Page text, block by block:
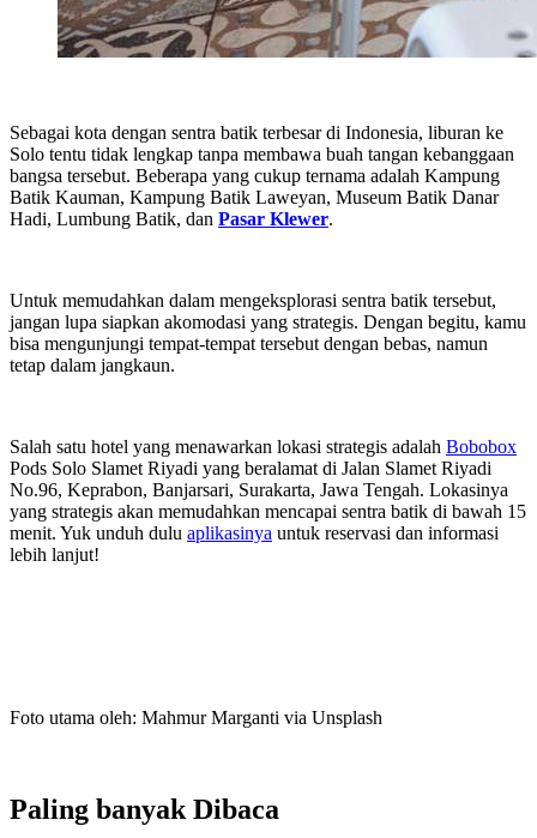
Sebagai kota dengan sentra batik terbesar di Indonesia, liburan ke
Solo tentu tidak lengkap tanpa membawa buah tangan kebanggaan
bangsa tersebut. Beberapa yang cukup ternama adalah Kampung
Batik Kauman, Kampung Batik Laweyan, Museum Batik Danar
Hadi, Lumbung Batik, dan Pasar Klewer.
Untuk memudahkan dalam mengeksplorasi sentra batik tersebut,
jangan lupa siapkan akomodasi yang strategis. Dengan begitu, kamu
bisa mengunjungi tempat-tempat tersebut dengan bebas, namun
tetap dalam jangkaun.
Salah satu hotel yang menawarkan lokasi strategis adalah Bobobox
Pods Solo Slamet Riyadi yang beralamat di Jalan Slamet Riyadi
No.96, Keprabon, Banjarsari, Surakarta, Jawa Tengah. Lokasinya
yang strategis akan memudahkan mencapai sentra batik di bawah 15
menit. Yuk unduh dulu aplikasinya untuk reservasi dan informasi
lebih lanjut!
Foto utama oleh: Mahmur Marganti via Unsplash
Paling banyak Dibaca